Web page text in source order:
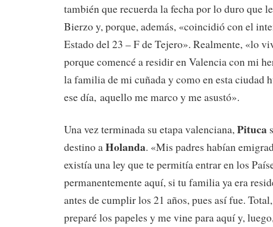
también que recuerda la fecha por lo duro que
Bierzo y, porque, además, «coincidió con el
Estado del 23 – F de Tejero». Realmente, «lo
porque comencé a residir en Valencia con mi
la familia de mi cuñada y como en esta ciudad
ese día, aquello me marco y me asustó».
Una vez terminada su etapa valenciana,Pituca
destino aHolanda. «Mis padres habían
existía una ley que te permitía entrar en los
permanentemente aquí, si tu familia ya era
antes de cumplir los 21 años, pues así fue.
preparé los papeles y me vine para aquí y,